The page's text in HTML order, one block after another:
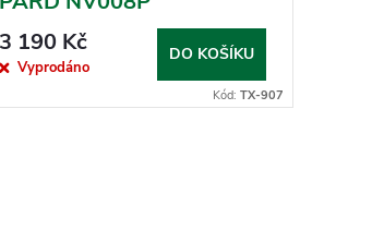
3 190 Kč
Vyprodáno
DO KOŠÍKU
Kód: TX-907